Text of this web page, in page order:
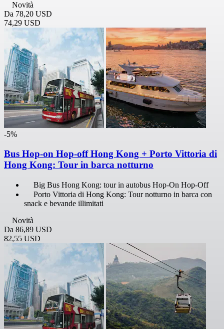
Novità
Da 78,20 USD
74,29 USD
-5%
Bus Hop-on Hop-off Hong Kong + Porto Vittoria di
Hong Kong: Tour in barca notturno
Big Bus Hong Kong: tour in autobus Hop-On Hop-Off
Porto Vittoria di Hong Kong: Tour notturno in barca con
snack e bevande illimitati
Novità
Da 86,89 USD
82,55 USD